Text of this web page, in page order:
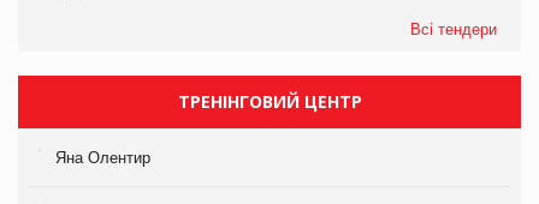
Всі тендери
ТРЕНІНГОВИЙ ЦЕНТР
Яна Олентир